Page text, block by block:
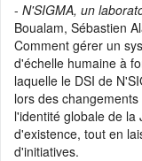
- N'SIGMA, un
Boualam, Sébastien
Comment gérer un
d'échelle humaine à
laquelle le DSI de
lors des
l'identité globale de
d'existence, tout en
d'initiatives.